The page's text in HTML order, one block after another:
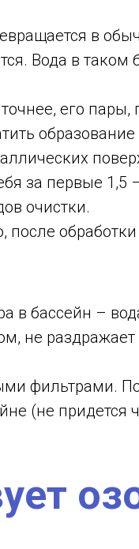
в
Вода в
его
за первые
очистки.
после
в бассейн –
не
фильтрами.
(не придется